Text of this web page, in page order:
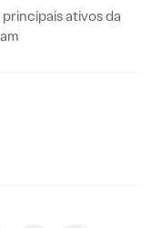
ativos da